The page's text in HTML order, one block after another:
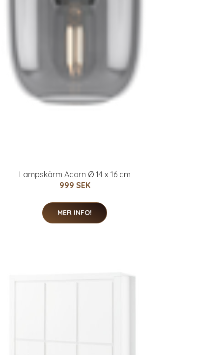
Lampskärm Acorn Ø 14 x 16 cm
999 SEK
MER INFO!